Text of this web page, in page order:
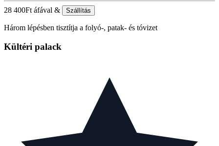
28 400Ft áfával & Szállítás
Három lépésben tisztítja a folyó-, patak- és tóvizet
Kültéri palack